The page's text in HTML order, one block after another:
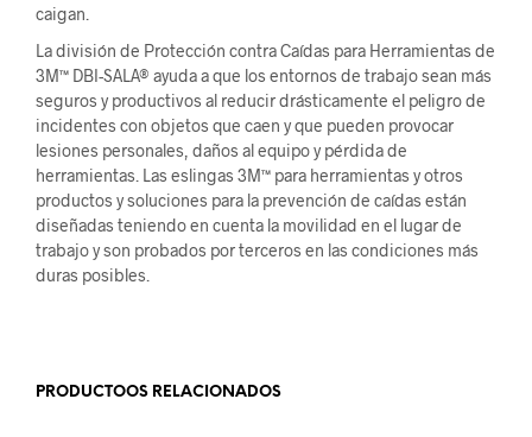
caigan.
La división de Protección contra Caídas para Herramientas de
3M™ DBI-SALA® ayuda a que los entornos de trabajo sean más
seguros y productivos al reducir drásticamente el peligro de
incidentes con objetos que caen y que pueden provocar
lesiones personales, daños al equipo y pérdida de
herramientas. Las eslingas 3M™ para herramientas y otros
productos y soluciones para la prevención de caídas están
diseñadas teniendo en cuenta la movilidad en el lugar de
trabajo y son probados por terceros en las condiciones más
duras posibles.
PRODUCTOOS RELACIONADOS